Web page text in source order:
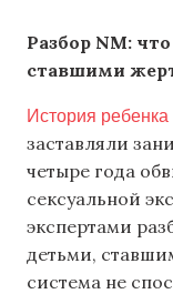
Разбор NM:
ставшими
История ребенка
заставляли
четыре года
сексуальной
экспертами
детьми,
система не